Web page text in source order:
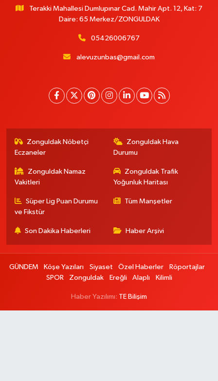
Terakki Mahallesi Dumlupınar Cad. Mahir Apt. 12, Kat: 7
Daire: 65 Merkez/ZONGULDAK
05426006767
alevuzunbas@gmail.com
Zonguldak Nöbetçi
Eczaneler
Zonguldak Hava
Durumu
Zonguldak Namaz
Vakitleri
Zonguldak Trafik
Yoğunluk Haritası
Süper Lig Puan Durumu
ve Fikstür
Tüm Manşetler
Son Dakika Haberleri Haber Arşivi
GÜNDEM Köşe Yazıları Siyaset Özel Haberler
Röportajlar
SPOR
Zonguldak Ereğli Alaplı Kilimli
Haber Yazılımı: TE Bilişim